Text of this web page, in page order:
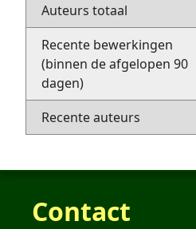
Auteurs totaal
Recente bewerkingen
(binnen de afgelopen 90
dagen)
Recente auteurs
Contact